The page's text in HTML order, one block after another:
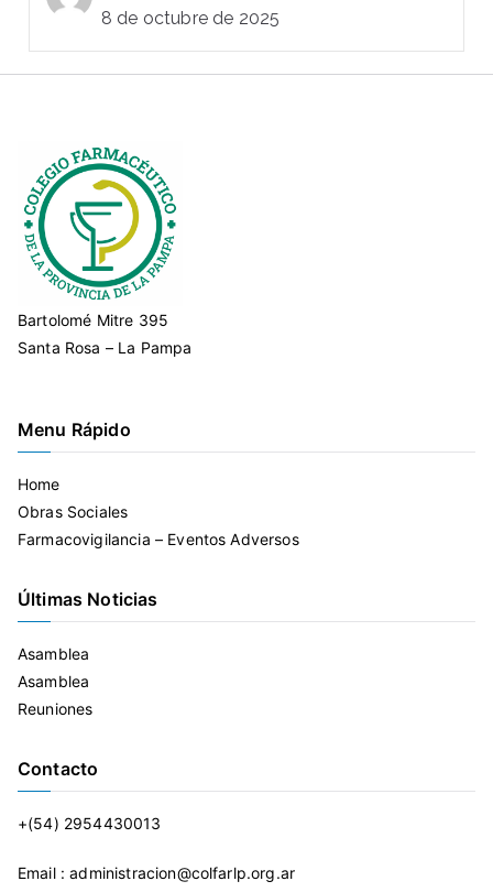
8 de octubre de 2025
Bartolomé Mitre 395
Santa Rosa – La Pampa
Menu Rápido
Home
Obras Sociales
Farmacovigilancia – Eventos Adversos
Últimas Noticias
Asamblea
Asamblea
Reuniones
Contacto
+(54) 2954430013
Email : administracion@colfarlp.org.ar